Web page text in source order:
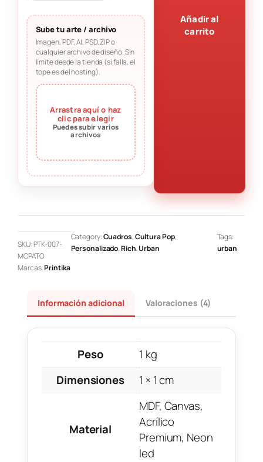
Sube tu arte / archivo
Imagen, PDF, AI, PSD, ZIP o
cualquier archivo de diseño. Sin
límite desde la tienda (si falla, el
tope es del hosting).
Arrastra aquí o haz
clic para elegir
Puedes subir varios
archivos
Añadir al
carrito
SKU:PTK-007-
MCPATO
Category:Cuadros, Cultura Pop
Personalizado, Rich, Urban
Tags:
urban
Marcas:Printika
Información adicional Valoraciones (4)
Peso
1 kg
Dimensiones
1 × 1 cm
Material
MDF, Canvas,
Acrílico
Premium, Neon
led